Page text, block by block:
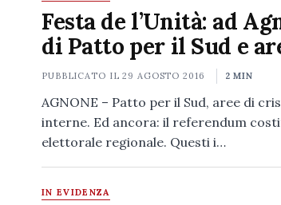
Festa de l’Unità: ad
di Patto per il Sud e
PUBBLICATO IL29 AGOSTO 2016 2 MIN
AGNONE – Patto per il Sud, aree di
interne. Ed ancora: il referendum
elettorale regionale. Questi i…
IN EVIDENZA